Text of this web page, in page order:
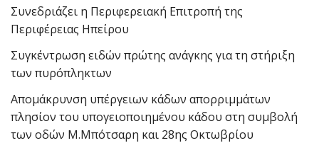
Συνεδριάζει η Περιφερειακή Επιτροπή της
Περιφέρειας Ηπείρου
Συγκέντρωση ειδών πρώτης ανάγκης για τη στήριξη
των πυρόπληκτων
Απομάκρυνση υπέργειων κάδων απορριμμάτων
πλησίον του υπογειοποιημένου κάδου στη συμβολή
των οδών Μ.Μπότσαρη και 28ης Οκτωβρίου